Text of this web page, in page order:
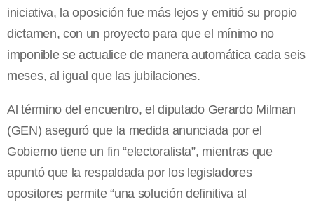
iniciativa, la oposición fue más lejos y emitió su propio
dictamen, con un proyecto para que el mínimo no
imponible se actualice de manera automática cada seis
meses, al igual que las jubilaciones.
Al término del encuentro, el diputado Gerardo Milman
(GEN) aseguró que la medida anunciada por el
Gobierno tiene un fin “electoralista”, mientras que
apuntó que la respaldada por los legisladores
opositores permite “una solución definitiva al